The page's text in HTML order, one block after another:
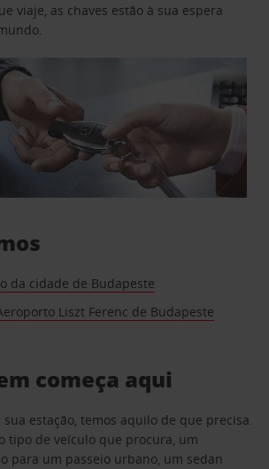
viaje, as chaves estão à sua espera
da cidade de Budapeste
Liszt Ferenc de Budapeste
começa aqui
estação, temos aquilo de que precisa.
tipo de veículo que procura, um
para um passeio urbano, um sedan